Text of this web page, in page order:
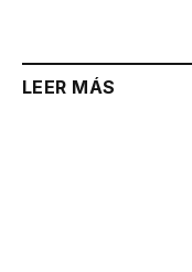
LEER MÁS